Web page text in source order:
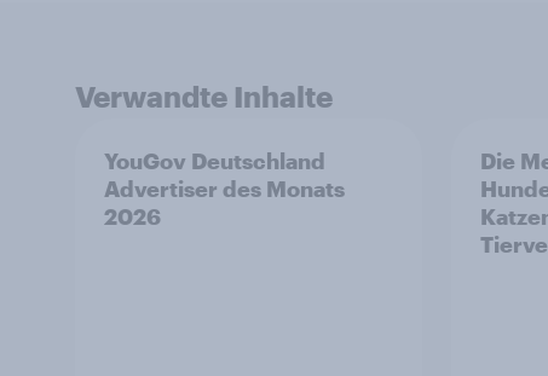
Verwandte Inhalte
YouGov Deutschland
Advertiser des Monats
2026
Die